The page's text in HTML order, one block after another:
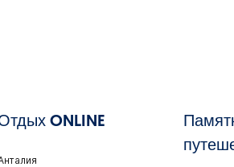
ONLINE